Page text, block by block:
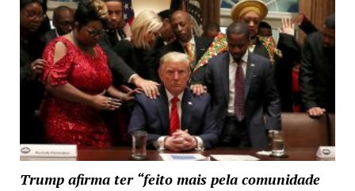
Trump afirma ter “feito mais pela comunidade